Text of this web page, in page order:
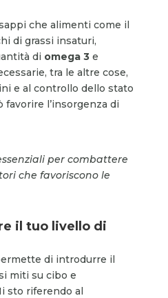
che alimenti come il
di grassi insaturi,
di omega 3 e
tra le altre cose,
e al controllo dello stato
l’insorgenza di
per combattere
che favoriscono le
il tuo livello di
di introdurre il
miti su cibo e
sto riferendo al